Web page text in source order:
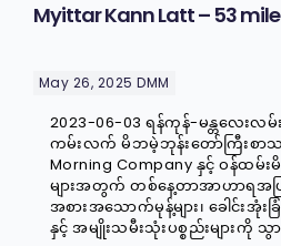
Myittar Kann Latt – 53
May 26, 2025 DMM
2023-06-03 ရန်ကုန်-မန္တလေးလမ်း
ကမ်းလက် မိဘမဲ့ဘုန်းတော်ကြီးစာသ
Morning Company နှင့် ဝန်ထမ်
များအတွက် တစ်နေ့တာအာဟာရအ
အစားအသောက်မုန့်များ၊ ခေါင်းအုံးခ
နှင့် အမျိုးသမီးသုံးပစ္စည်းများကို သွာ